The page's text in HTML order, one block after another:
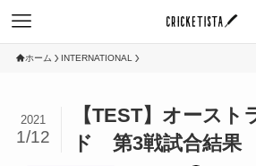
ホーム INTERNATIONAL
【TEST】オースト
ド 第3戦試合結果
2021
1/12